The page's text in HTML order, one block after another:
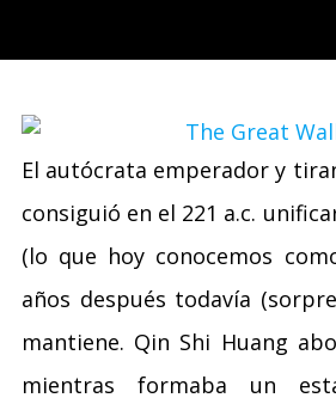
El autócrata emperador y
consiguió en el 221 a.c.
(lo que hoy conocemos
años después todavía
mantiene. Qin Shi Huang
mientras formaba un